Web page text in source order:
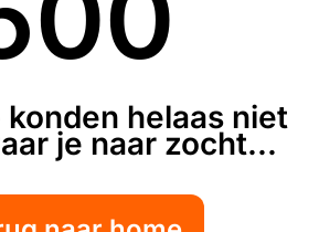
konden helaas niet
je naar zocht...